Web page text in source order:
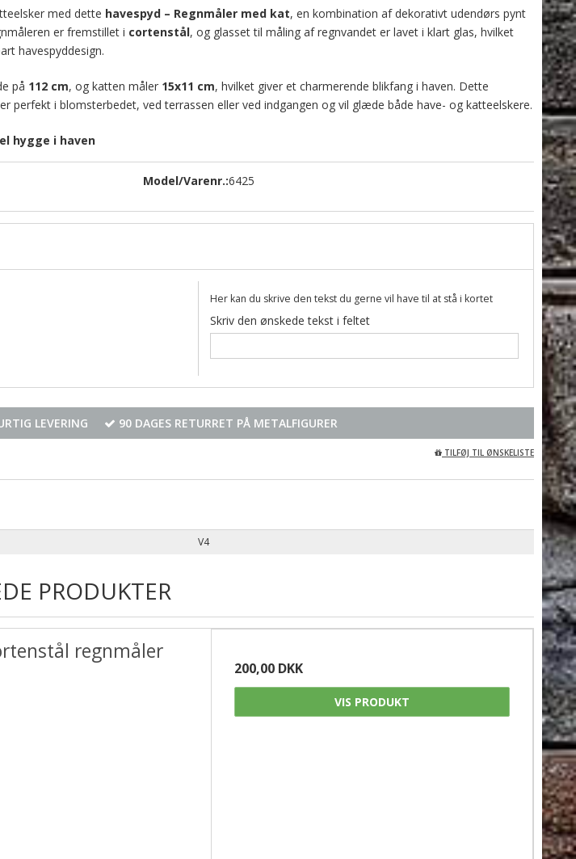
med dette havespyd – Regnmåler med kat, en kombination af dekorativt udendørs pynt
er fremstillet i cortenstål, og glasset til måling af regnvandet er lavet i klart glas, hvilket
havespyddesign.
på 112 cm, og katten måler 15x11 cm, hvilket giver et charmerende blikfang i haven. Dette
perfekt i blomsterbedet, ved terrassen eller ved indgangen og vil glæde både have- og katteelskere.
hygge i haven
Model/Varenr.:6425
Her kan du skrive den tekst du gerne vil have til at stå i kortet
Skriv den ønskede tekst i feltet
LEVERING 90 DAGES RETURRET PÅ METALFIGURER
TILFØJ TIL ØNSKELISTE
V4
PRODUKTER
regnmåler
200,00 DKK
VIS PRODUKT